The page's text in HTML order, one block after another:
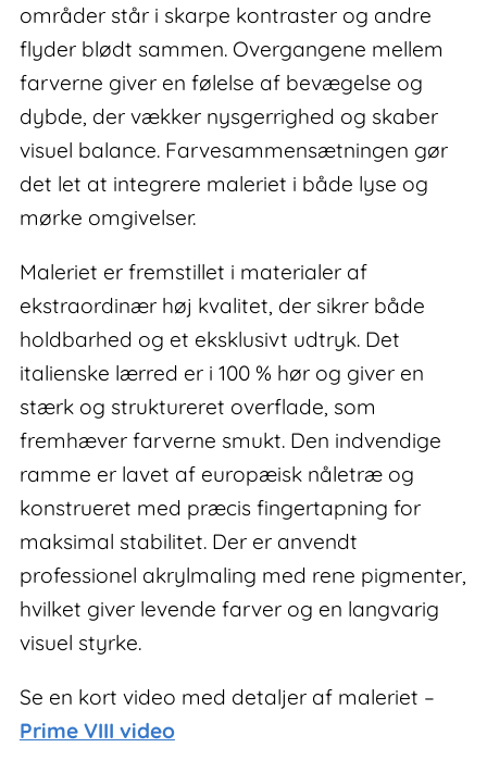
områder står i skarpe kontraster og andre
flyder blødt sammen. Overgangene mellem
farverne giver en følelse af bevægelse og
dybde, der vækker nysgerrighed og skaber
visuel balance. Farvesammensætningen gør
det let at integrere maleriet i både lyse og
mørke omgivelser.
Maleriet er fremstillet i materialer af
ekstraordinær høj kvalitet, der sikrer både
holdbarhed og et eksklusivt udtryk. Det
italienske lærred er i 100 % hør og giver en
stærk og struktureret overflade, som
fremhæver farverne smukt. Den indvendige
ramme er lavet af europæisk nåletræ og
konstrueret med præcis fingertapning for
maksimal stabilitet. Der er anvendt
professionel akrylmaling med rene pigmenter,
hvilket giver levende farver og en langvarig
visuel styrke.
Se en kort video med detaljer af maleriet –
Prime VIII video